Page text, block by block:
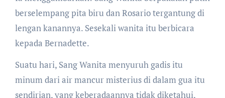
berselempang pita biru dan Rosario tergantung di
lengan kanannya. Sesekali wanita itu berbicara
kepada Bernadette.
Suatu hari, Sang Wanita menyuruh gadis itu
minum dari air mancur misterius di dalam gua itu
sendirian, yang keberadaannya tidak diketahui,